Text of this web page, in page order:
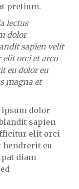
pretium.
lectus
dolor
sapien velit
orci et arcu
eu dolor eu
magna et
ipsum dolor
sapien
elit orci
hendrerit eu
diam